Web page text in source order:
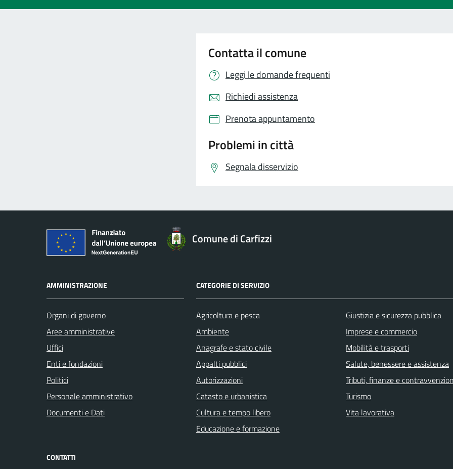
Contatta il comune
Leggi le domande frequenti
Richiedi assistenza
Prenota appuntamento
Problemi in città
Segnala disservizio
Comune di Carfizzi
AMMINISTRAZIONE
Organi di governo
Aree amministrative
Uffici
Enti e fondazioni
Politici
Personale amministrativo
Documenti e Dati
CATEGORIE DI SERVIZIO
Agricoltura e pesca
Ambiente
Anagrafe e stato civile
Appalti pubblici
Autorizzazioni
Catasto e urbanistica
Cultura e tempo libero
Educazione e formazione
Giustizia e sicurezza pubblica
Imprese e commercio
Mobilità e trasporti
Salute, benessere e assistenza
Tributi, finanze e
Turismo
Vita lavorativa
CONTATTI